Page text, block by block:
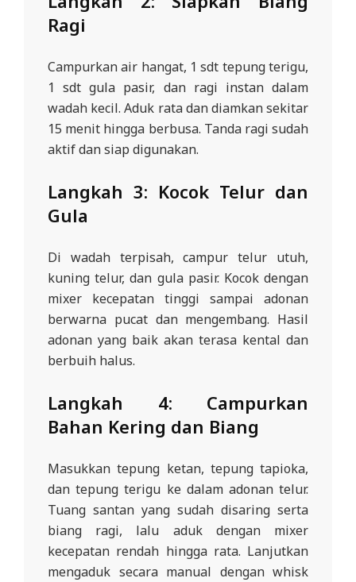
Ragi
Campurkan air hangat, 1 sdt tepung terigu,
1 sdt gula pasir, dan ragi instan dalam
wadah kecil. Aduk rata dan diamkan sekitar
15 menit hingga berbusa. Tanda ragi sudah
aktif dan siap digunakan.
Langkah 3: Kocok Telur dan
Gula
Di wadah terpisah, campur telur utuh,
kuning telur, dan gula pasir. Kocok dengan
mixer kecepatan tinggi sampai adonan
berwarna pucat dan mengembang. Hasil
adonan yang baik akan terasa kental dan
berbuih halus.
Langkah 4: Campurkan
Bahan Kering dan Biang
Masukkan tepung ketan, tepung tapioka,
dan tepung terigu ke dalam adonan telur.
Tuang santan yang sudah disaring serta
biang ragi, lalu aduk dengan mixer
kecepatan rendah hingga rata. Lanjutkan
mengaduk secara manual dengan whisk